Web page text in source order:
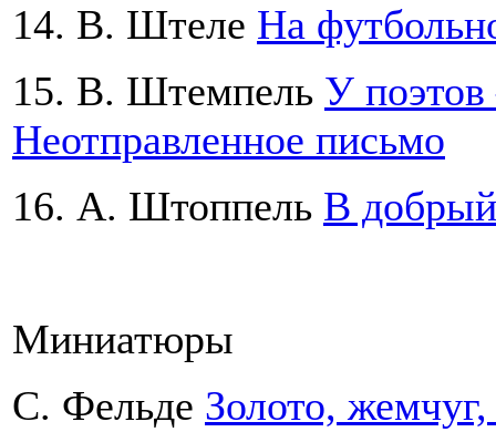
14. В. Штеле На
15. В. Штемпель У поэтов
Неотправленное письмо
16. А. Штоппель В
Миниатюры
С. Фельде Золото,